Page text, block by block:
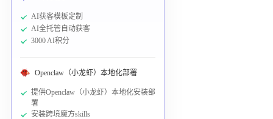
AI获客模板定制
AI全托管自动获客
3000 AI积分
Openclaw（小龙虾）本地化部署
提供Openclaw（小龙虾）本地化安装部
署
安装跨境魔方skills